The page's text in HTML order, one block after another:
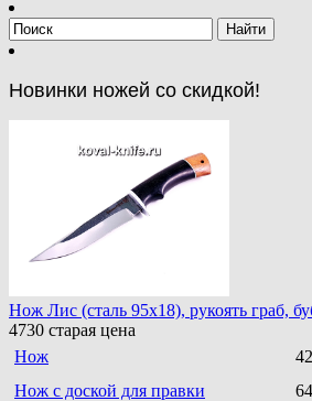
Новинки ножей со скидкой!
Нож Лис (сталь 95х18), рукоять граб,
4730 старая цена
Нож
Нож с доской для правки